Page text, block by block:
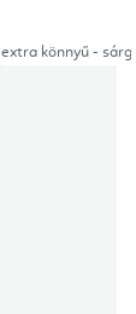
extra könnyű -